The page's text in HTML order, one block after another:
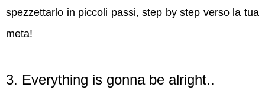
spezzettarlo in piccoli passi, step by step verso la tua
meta!
3. Everything is gonna be alright..